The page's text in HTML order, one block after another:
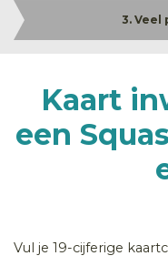
3.
Kaart
een
Vul je 19-cijferige